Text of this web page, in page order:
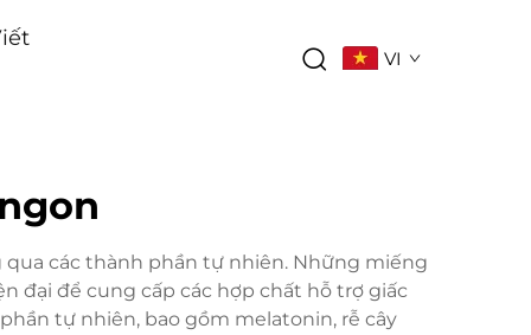
VI
các thành phần tự nhiên. Những miếng
đại để cung cấp các hợp chất hỗ trợ giấc
tự nhiên, bao gồm melatonin, rễ cây